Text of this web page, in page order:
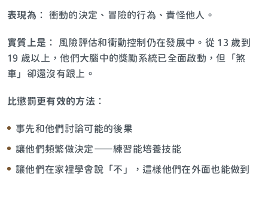
表現為 ： 衝動的決定、冒險的行為、責怪他人。
實質上是 ： 風險評估和衝動控制仍在發展中。從 13 歲到
19 歲以上，他們大腦中的獎勵系統已全面啟動，但「煞
車」卻還沒有跟上。
比懲罰更有效的方法：
事先和他們討論可能的後果
讓他們頻繁做決定——練習能培養技能
讓他們在家裡學會說「不」，這樣他們在外面也能做到